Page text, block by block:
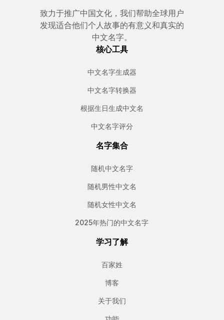
致力于推广中国文化，我们帮助全球用户
发现适合他们个人故事的有意义和真实的
中文名字。
核心工具
中文名字生成器
中文名字转换器
根据生日生成中文名
中文名字评分
名字集合
随机中文名字
随机男性中文名
随机女性中文名
2025年热门的中文名字
学习了解
百家姓
博客
关于我们